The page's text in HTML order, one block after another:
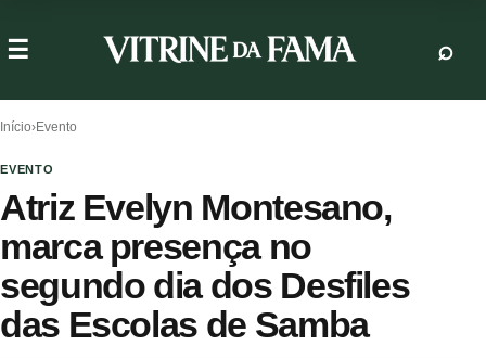
Início›Evento
EVENTO
Atriz Evelyn Montesano,
marca presença no
segundo dia dos Desfiles
das Escolas de Samba